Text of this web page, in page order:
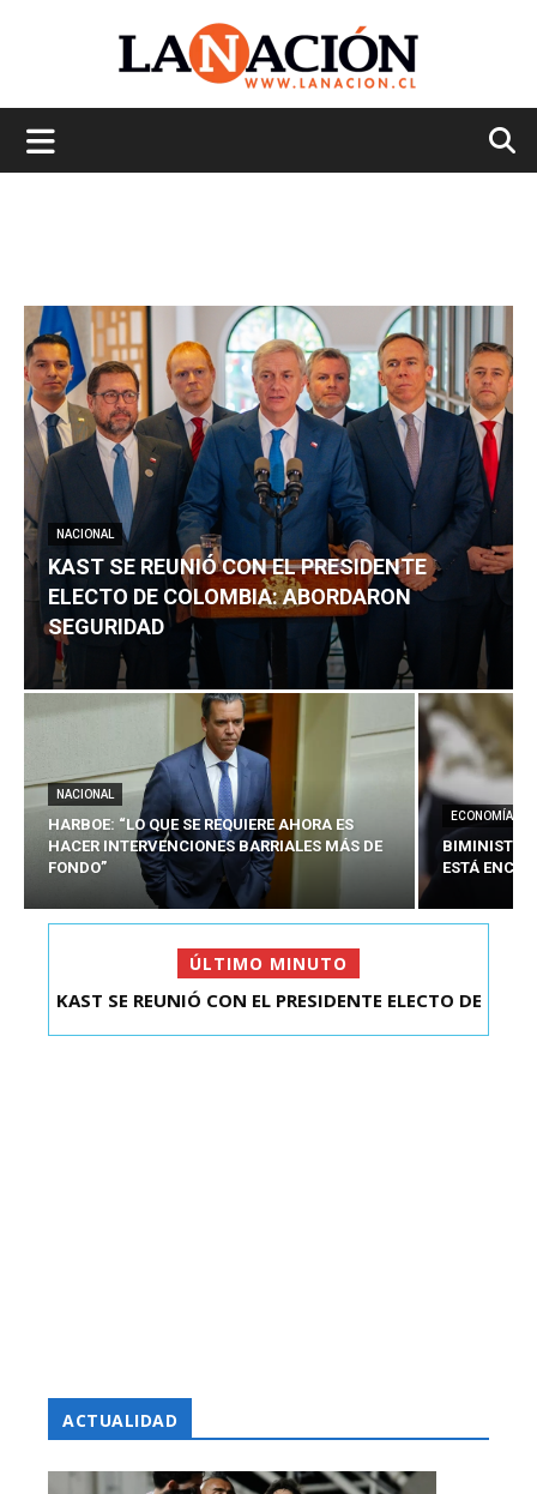
NACIONAL
KAST SE REUNIÓ CON EL PRESIDENTE
ELECTO DE COLOMBIA: ABORDARON
SEGURIDAD
NACIONAL
HARBOE: “LO QUE SE REQUIERE AHORA ES
HACER INTERVENCIONES BARRIALES MÁS DE
FONDO”
ECONOMÍA
BIMINISTRO
ESTÁ
ÚLTIMO MINUTO
KAST SE REUNIÓ CON EL PRESIDENTE ELECTO DE
HARBOE: “LO QUE SE REQUIERE AHORA ES HACER
ACTUALIDAD